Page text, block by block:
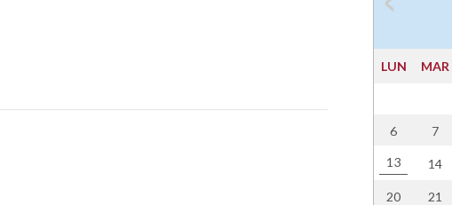
LUN MAR
6 7
13 14
20 21